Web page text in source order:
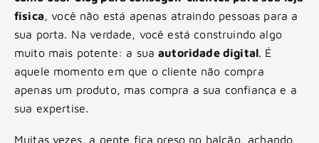
fisica, você não está apenas atraindo pessoas para a
sua porta. Na verdade, você está construindo algo
muito mais potente: a suaautoridade digital. É
aquele momento em que o cliente não compra
apenas um produto, mas compra a sua confiança e a
sua expertise.
Muitas vezes, a gente fica preso no balcão, achando